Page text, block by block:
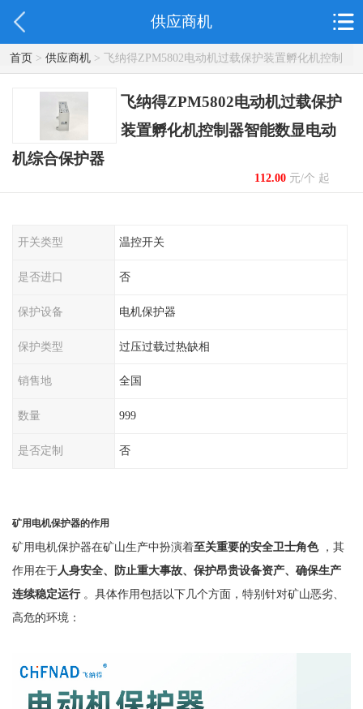
供应商机
首页> 供应商机> 飞纳得ZPM5802电动机过载保护装置孵化机控制
器智能数显电动机综合保护器
飞纳得ZPM5802电动机过载保护
装置孵化机控制器智能数显电动
机综合保护器
112.00元/个 起
开关类型 温控开关
是否进口 否
保护设备 电机保护器
保护类型 过压过载过热缺相
销售地 全国
数量 999
是否定制 否
矿用电机保护器的作用
矿用电机保护器在矿山生产中扮演着至关重要的安全卫士角色
，其
作用在于人身安全、防止重大事故、保护昂贵设备资产、确保生产
连续稳定运行 。具体作用包括以下几个方面，特别针对矿山恶劣、
高危的环境：